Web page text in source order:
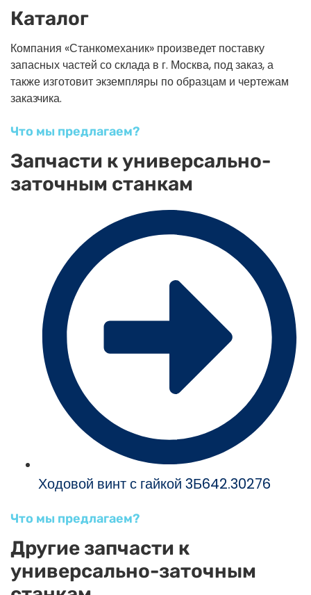
Каталог
Компания «Станкомеханик» произведет поставку
запасных частей со склада в г. Москва, под заказ, а
также изготовит экземпляры по образцам и чертежам
заказчика.
Что мы предлагаем?
Запчасти к универсально-
заточным станкам
Ходовой винт с гайкой 3Б642.30276
Что мы предлагаем?
Другие запчасти к
универсально-заточным